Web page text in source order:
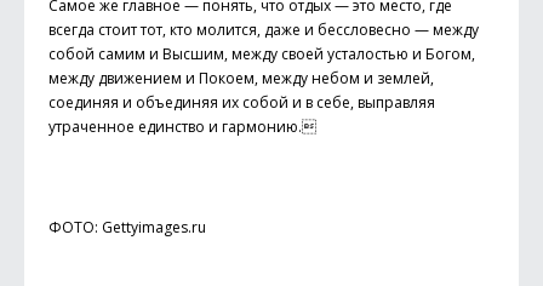
Самое же главное — понять, что отдых — это место, где
всегда стоит тот, кто молится, даже и бессловесно — между
собой самим и Высшим, между своей усталостью и Богом,
между движением и Покоем, между небом и землей,
соединяя и объединяя их собой и в себе, выправляя
утраченное единство и гармонию.
ФОТО: Gettyimages.ru